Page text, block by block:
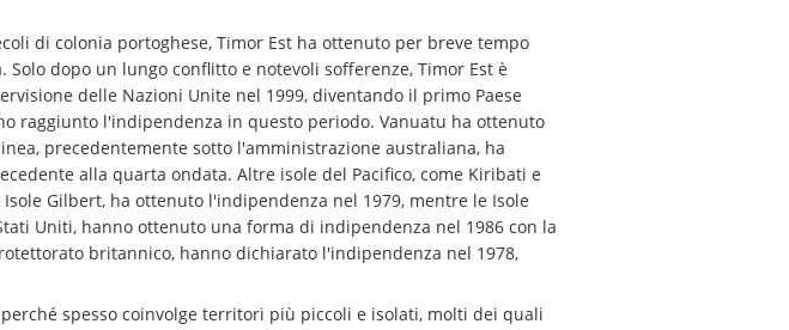
di colonia portoghese, Timor Est ha ottenuto per breve tempo
dopo un lungo conflitto e notevoli sofferenze, Timor Est è
delle Nazioni Unite nel 1999, diventando il primo Paese
raggiunto l'indipendenza in questo periodo. Vanuatu ha ottenuto
precedentemente sotto l'amministrazione australiana, ha
alla quarta ondata. Altre isole del Pacifico, come Kiribati e
Gilbert, ha ottenuto l'indipendenza nel 1979, mentre le Isole
Uniti, hanno ottenuto una forma di indipendenza nel 1986 con la
britannico, hanno dichiarato l'indipendenza nel 1978,
spesso coinvolge territori più piccoli e isolati, molti dei quali